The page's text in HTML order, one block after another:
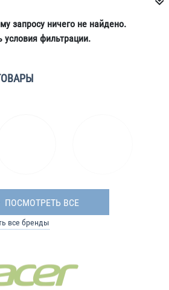
запросу ничего не найдено.
условия фильтрации.
ПОСМОТРЕТЬ ВСЕ
все бренды